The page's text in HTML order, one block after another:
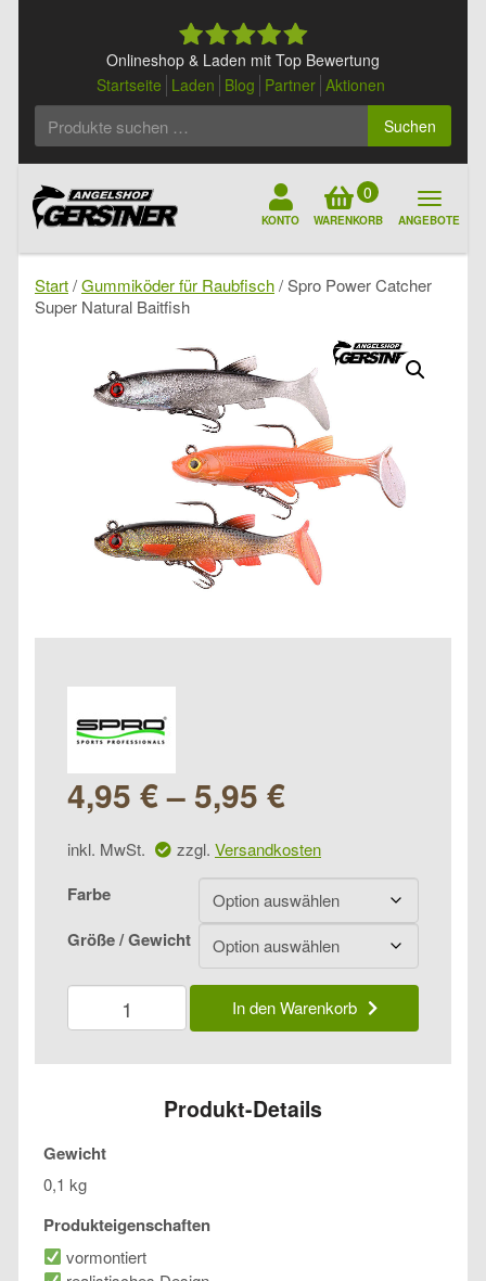
Onlineshop & Laden mit Top Bewertung
Startseite Laden Blog Partner Aktionen
Suchen
KONTO
0
WARENKORB ANGEBOTE
Start/Gummiköder für Raubfisch/ Spro Power Catcher
Super Natural Baitfish
4,95 €–5,95 €
inkl. MwSt. zzgl. Versandkosten
Farbe
Größe / Gewicht
Spro
Catcher
Super
In den Warenkorb
Produkt-Details
Gewicht
0,1 kg
Produkteigenschaften
vormontiert